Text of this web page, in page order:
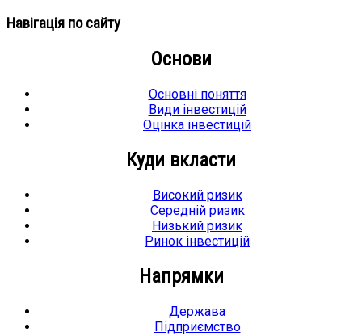
Навігація по сайту
Основи
Основні поняття
Види інвестицій
Оцінка інвестицій
Куди вкласти
Високий ризик
Середній ризик
Низький ризик
Ринок інвестицій
Напрямки
Держава
Підприємство